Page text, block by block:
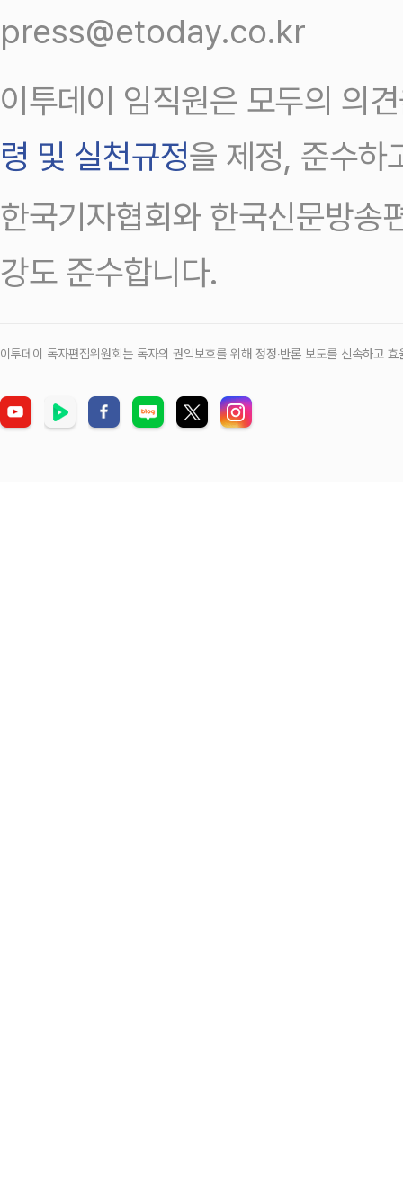
press@etoday.co.kr
이투데이 임직원은 모두의 의
령 및 실천규정을 제정, 준수하
한국기자협회와 한국신문방송
강도 준수합니다.
이투데이 독자편집위원회는 독자의 권익보호를 위해 정정‧반론 보도를 신속하고